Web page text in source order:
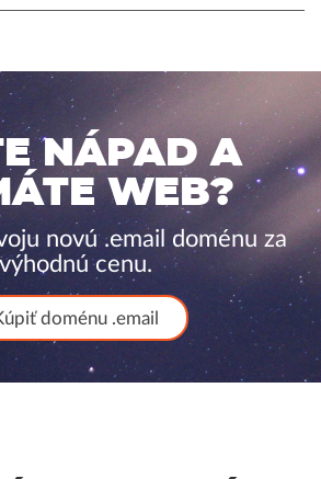
NÁPAD A
WEB?
novú .email doménu za
výhodnú cenu.
doménu .email